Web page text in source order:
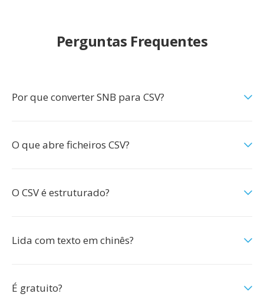
Perguntas Frequentes
Por que converter SNB para CSV?
O que abre ficheiros CSV?
O CSV é estruturado?
Lida com texto em chinês?
É gratuito?